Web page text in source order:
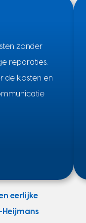
zonder
reparaties.
de kosten en
eerlijke